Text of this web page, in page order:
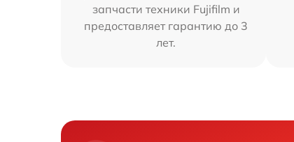
запчасти техники Fujifilm и
предоставляет гарантию до 3
лет.